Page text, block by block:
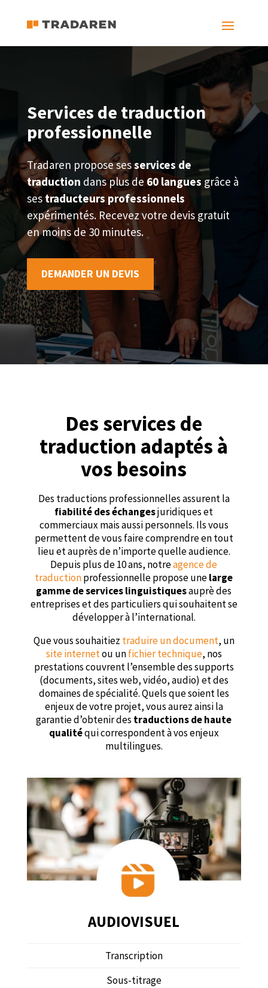
Services de traduction
professionnelle
Tradaren propose sesservices de
traduction dans plus de 60 langues grâce à
sestraducteurs professionnels
expérimentés. Recevez votre devis gratuit
en moins de 30 minutes.
DEMANDER UN DEVIS
Des services de
traduction adaptés à
vos besoins
Des traductions professionnelles assurent la
fiabilité des échangesjuridiques et
commerciaux mais aussi personnels. Ils vous
permettent de vous faire comprendre en tout
lieu et auprès de n’importe quelle audience.
Depuis plus de 10 ans, notreagence de
traductionprofessionnelle propose unelarge
gamme de services linguistiquesauprè des
entreprises et des particuliers qui souhaitent se
développer à l’international.
Que vous souhaitiez traduire un document, un
site internetou unfichier technique, nos
prestations couvrent l’ensemble des supports
(documents, sites web, vidéo, audio) et des
domaines de spécialité. Quels que soient les
enjeux de votre projet, vous aurez ainsi la
garantie d’obtenir des traductions de haute
qualitéqui correspondent à vos enjeux
multilingues.
AUDIOVISUEL
Transcription
Sous-titrage